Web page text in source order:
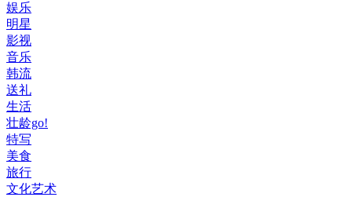
娱乐
明星
影视
音乐
韩流
送礼
生活
壮龄go!
特写
美食
旅行
文化艺术